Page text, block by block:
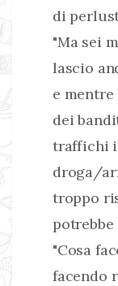
di
"Ma sei
lascio
e
dei
traffichi
droga/
troppo
"Cosa
facendo